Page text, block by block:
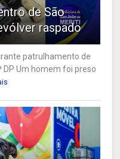
de São
raspado
patrulhamento de
DP Um homem foi preso